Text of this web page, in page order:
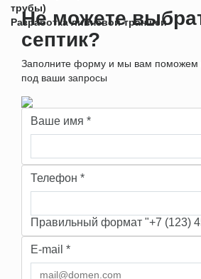
трубы)
Разработка ливневой траншеи
Не можете
септик?
Заполните форму и мы вам поможем
под ваши запросы
Ваше имя *
Телефон *
Правильный формат "+7 (123)
E-mail *